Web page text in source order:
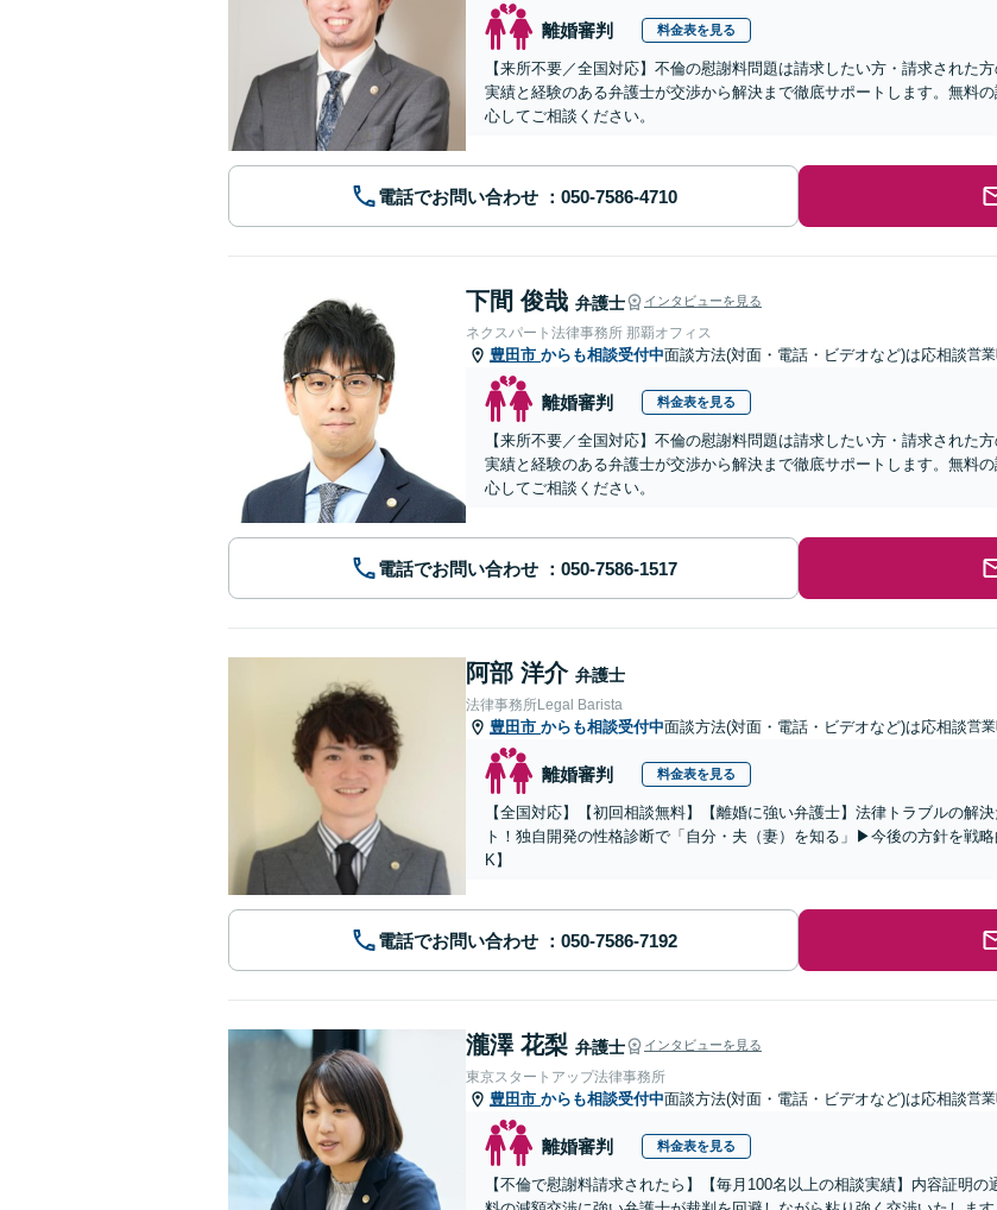
離婚審判 料金表を見る
【来所不要／全国対応】不倫の慰謝料問題は請求したい方・請求された
実績と経験のある弁護士が交渉から解決まで徹底サポートします。無料
心してご相談ください。
電話でお問い合わせ
下間 俊哉 弁護士 インタビューを見る
ネクスパート法律事務所 那覇オフィス
豊田市 からも相談受付中面談方法(対面・電話・ビデオなど)は応相談営
離婚審判 料金表を見る
【来所不要／全国対応】不倫の慰謝料問題は請求したい方・請求された
実績と経験のある弁護士が交渉から解決まで徹底サポートします。無料
心してご相談ください。
電話でお問い合わせ
阿部 洋介 弁護士
法律事務所Legal Barista
豊田市 からも相談受付中面談方法(対面・電話・ビデオなど)は応相談営
離婚審判 料金表を見る
【全国対応】【初回相談無料】【離婚に強い弁護士】法律トラブルの解
ト！独自開発の性格診断で「自分・夫（妻）を知る」▶︎今後の方針を戦
K】
電話でお問い合わせ
瀧澤 花梨 弁護士 インタビューを見る
東京スタートアップ法律事務所
豊田市 からも相談受付中面談方法(対面・電話・ビデオなど)は応相談営
離婚審判 料金表を見る
【不倫で慰謝料請求されたら】【毎月100名以上の相談実績】内容証明